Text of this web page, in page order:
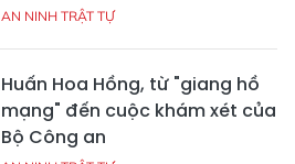
AN NINH TRẬT TỰ
Huấn Hoa Hồng, từ "giang hồ
mạng" đến cuộc khám xét của
Bộ Công an